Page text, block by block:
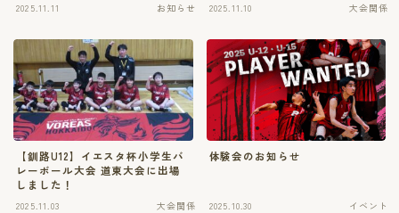
2025.11.11 お知らせ 2025.11.10 大会関係
【釧路U12】イエスタ杯小学生バ
レーボール大会 道東大会に出場
しました！
2025.11.03 大会関係
体験会のお知らせ
2025.10.30 イベント